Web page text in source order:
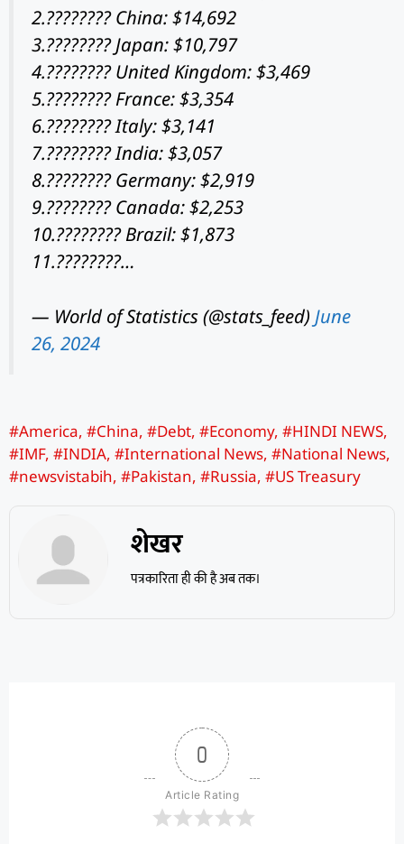
2.???????? China: $14,692
3.???????? Japan: $10,797
4.???????? United Kingdom: $3,469
5.???????? France: $3,354
6.???????? Italy: $3,141
7.???????? India: $3,057
8.???????? Germany: $2,919
9.???????? Canada: $2,253
10.???????? Brazil: $1,873
11.????????…
— World of Statistics (@stats_feed) June
26, 2024
#America, #China, #Debt, #Economy, #HINDI NEWS,
#IMF, #INDIA, #International News, #National News,
#newsvistabih, #Pakistan, #Russia, #US Treasury
शेखर
पत्रकारिता ही की है अब तक।
0
Article Rating